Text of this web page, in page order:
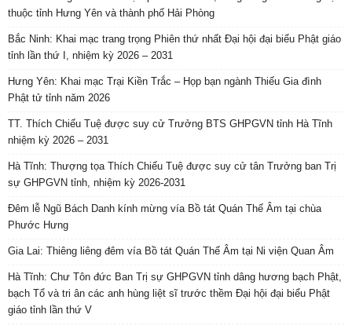
thuộc tỉnh Hưng Yên và thành phố Hải Phòng
Bắc Ninh: Khai mạc trang trọng Phiên thứ nhất Đại hội đại biểu Phật giáo
tỉnh lần thứ I, nhiệm kỳ 2026 – 2031
Hưng Yên: Khai mạc Trại Kiền Trắc – Họp bạn ngành Thiếu Gia đình
Phật tử tỉnh năm 2026
TT. Thích Chiếu Tuệ được suy cử Trưởng BTS GHPGVN tỉnh Hà Tĩnh
nhiệm kỳ 2026 – 2031
Hà Tĩnh: Thượng tọa Thích Chiếu Tuệ được suy cử tân Trưởng ban Trị
sự GHPGVN tỉnh, nhiệm kỳ 2026-2031
Đêm lễ Ngũ Bách Danh kính mừng vía Bồ tát Quán Thế Âm tại chùa
Phước Hưng
Gia Lai: Thiêng liêng đêm vía Bồ tát Quán Thế Âm tại Ni viện Quan Âm
Hà Tĩnh: Chư Tôn đức Ban Trị sự GHPGVN tỉnh dâng hương bạch Phật,
bạch Tổ và tri ân các anh hùng liệt sĩ trước thềm Đại hội đại biểu Phật
giáo tỉnh lần thứ V